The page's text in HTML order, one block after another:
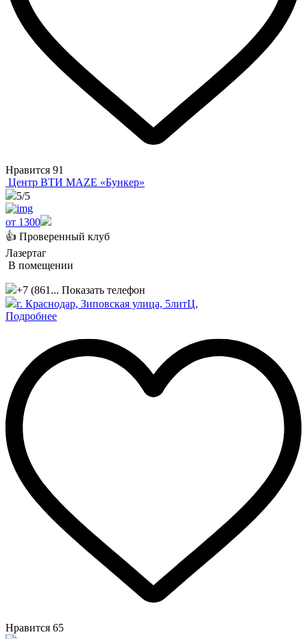
Нравится 91
Центр ВТИ MAZE «Бункер»
5/5
от 1300
👍 Проверенный клуб
Лазертаг
В помещении
+7 (861... Показать телефон
г. Краснодар, Зиповская улица, 5литЦ,
Подробнее
Нравится 65